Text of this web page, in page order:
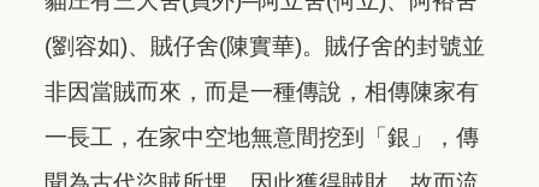
(劉容如)、賊仔舍(陳實華)。賊仔舍的封號並
非因當賊而來，而是一種傳說，相傳陳家有
一長工，在家中空地無意間挖到「銀」，傳